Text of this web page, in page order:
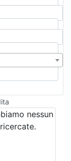
nessun